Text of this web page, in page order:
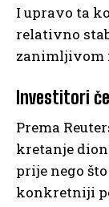
I upravo ta
relativno
zanimljivom
Investitori
Prema
kretanje
prije nego
konkretniji